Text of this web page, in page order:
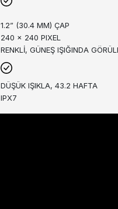
1.2” (30.4 MM) ÇAP
240 x 240 PIXEL
RENKLİ, GÜNEŞ IŞIĞINDA
DÜŞÜK IŞIKLA, 43.2 HAFTA
IPX7